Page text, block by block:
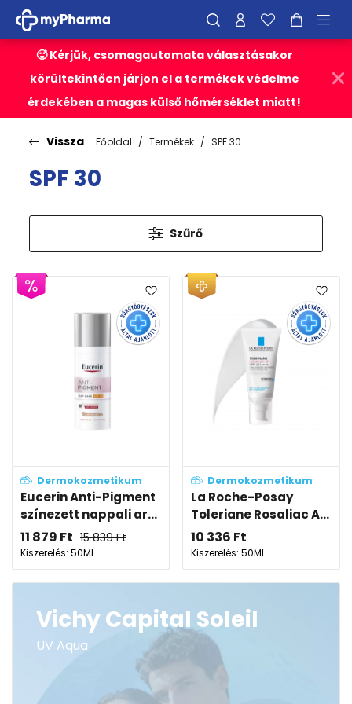
🥵 Kérjük, csomagautomata választásakor
körültekintően járjon el a termékek védelme
érdekében a magas külső hőmérséklet miatt!
Vissza Főoldal Termékek SPF 30
SPF 30
Szűrő
Dermokozmetikum
Eucerin Anti-Pigment
színezett nappali ar...
11 879 Ft 15 839Ft
Kiszerelés: 50ML
Dermokozmetikum
La Roche-Posay
Toleriane Rosaliac A...
10 336 Ft
Kiszerelés: 50ML
Vichy Capital Soleil
UV Aqua